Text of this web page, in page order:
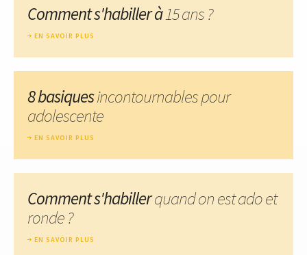
Comment s'habiller à15 ans ?
EN SAVOIR PLUS
8 basiquesincontournables pour
adolescente
EN SAVOIR PLUS
Comment s'habillerquand on est ado et
ronde ?
EN SAVOIR PLUS